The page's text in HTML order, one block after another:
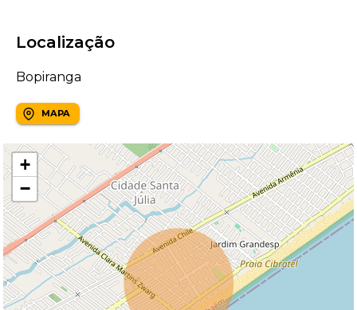
Localização
Bopiranga
MAPA
+
−